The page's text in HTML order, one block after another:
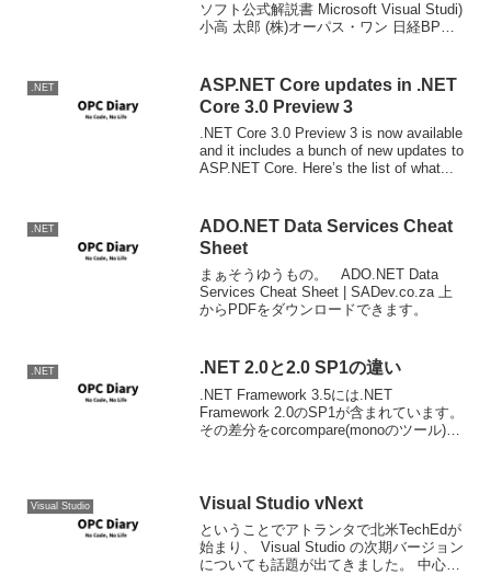
ソフト公式解説書 Microsoft Visual Studi)
小高 太郎 (株)オーパス・ワン 日経BPソ
.NET
ASP.NET Core updates in .NET
Core 3.0 Preview 3
.NET Core 3.0 Preview 3 is now available
and it includes a bunch of new updates to
ASP.NET Core. Here’s the list of what...
.NET
ADO.NET Data Services Cheat
Sheet
まぁそうゆうもの。 ADO.NET Data
Services Cheat Sheet | SADev.co.za 上
からPDFをダウンロードできます。
.NET .NET 2.0と2.0 SP1の違い
.NET Framework 3.5には.NET
Framework 2.0のSP1が含まれています。
その差分をcorcompare(monoのツール)を
Visual Studio Visual Studio vNext
ということでアトランタで北米TechEdが
始まり、 Visual Studio の次期バージョン
についても話題が出てきました。 中心と